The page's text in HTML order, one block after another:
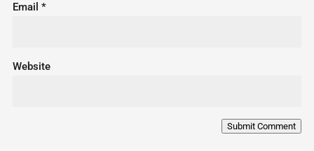
Email *
Website
Submit Comment